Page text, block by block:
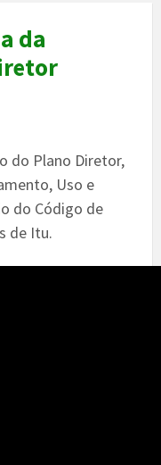
da
do Plano Diretor,
Uso e
do Código de
de Itu.